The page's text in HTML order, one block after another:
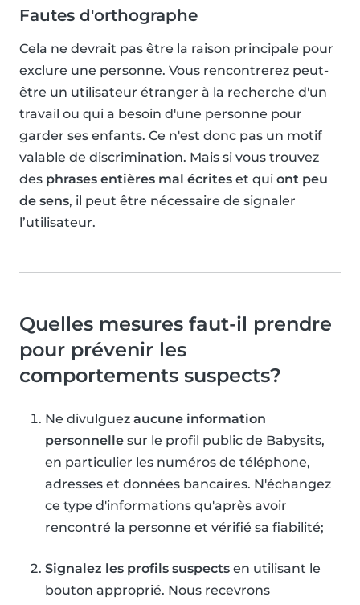
Fautes d'orthographe
Cela ne devrait pas être la raison principale pour
exclure une personne. Vous rencontrerez peut-
être un utilisateur étranger à la recherche d'un
travail ou qui a besoin d'une personne pour
garder ses enfants. Ce n'est donc pas un motif
valable de discrimination. Mais si vous trouvez
des phrases entières mal écrites et qui ont peu
de sens, il peut être nécessaire de signaler
l’utilisateur.
Quelles mesures faut-il prendre
pour prévenir les
comportements suspects?
Ne divulguez aucune information
personnelle sur le profil public de Babysits,
en particulier les numéros de téléphone,
adresses et données bancaires. N'échangez
ce type d'informations qu'après avoir
rencontré la personne et vérifié sa fiabilité;
Signalez les profils suspects en utilisant le
bouton approprié. Nous recevrons